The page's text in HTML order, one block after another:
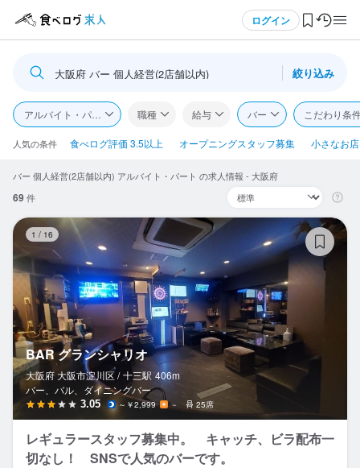
ログイン
ログイン・無料会員登録
食べログ求人TOP
求人検索
閲覧履歴
気になる求人
検索履歴・保存した条件
応募履歴
WEB履歴書
スカウト・メルマガ受信設定
大阪府 バー 個人経営(2店舗以内) 絞り込み
アルバイト・パート 職種 給与 バー こだわり条
人気の条件 食べログ評価 3.5以上 オープニングスタッフ募集 小さなお
バー 個人経営(2店舗以内) アルバイト・パート の求人情報 - 大阪府
69件
1 / 16
BAR グランシャリオ
大阪府 大阪市淀川区 / 十三駅 406m
バー、バル、ダイニングバー
3.05 ～￥2,999 － 25席
レギュラースタッフ募集中。 キャッチ、ビラ配布一
切なし！ SNSで人気のバーです。